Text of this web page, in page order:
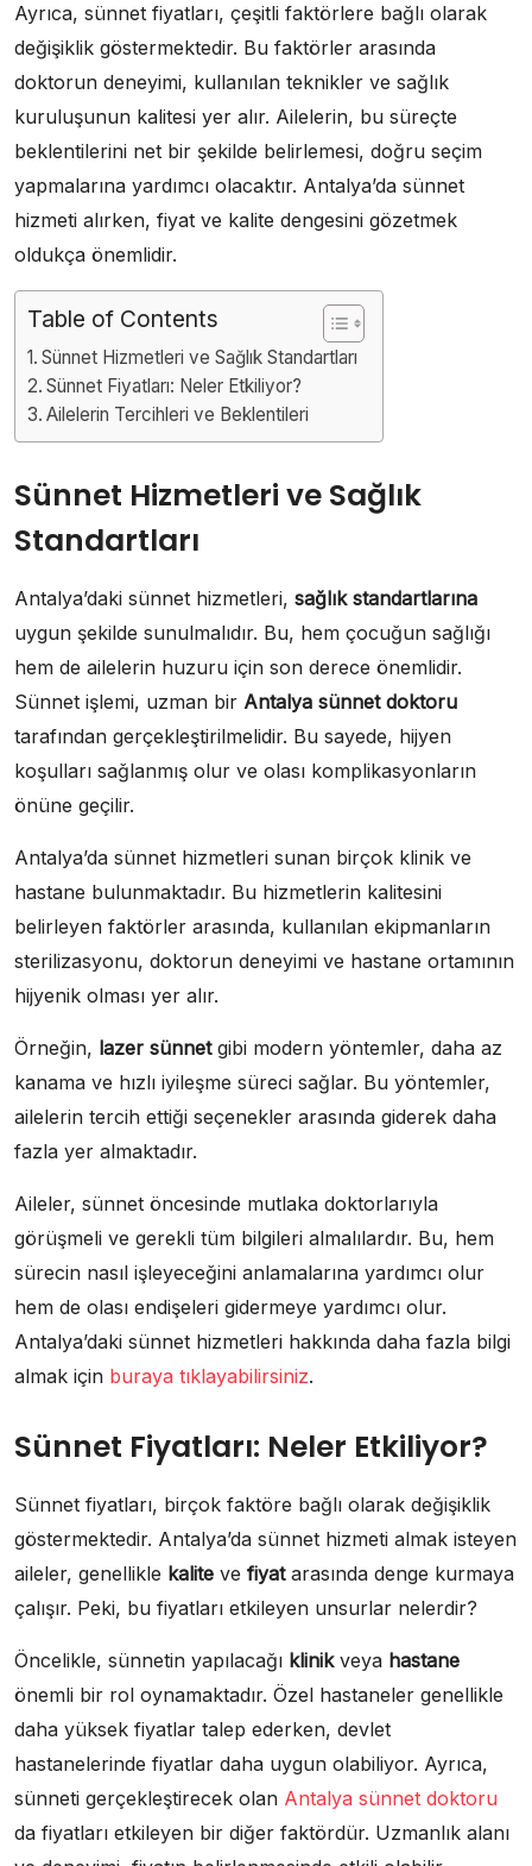
Ayrıca, sünnet fiyatları, çeşitli faktörlere bağlı olarak
değişiklik göstermektedir. Bu faktörler arasında
doktorun deneyimi, kullanılan teknikler ve sağlık
kuruluşunun kalitesi yer alır. Ailelerin, bu süreçte
beklentilerini net bir şekilde belirlemesi, doğru seçim
yapmalarına yardımcı olacaktır. Antalya’da sünnet
hizmeti alırken, fiyat ve kalite dengesini gözetmek
oldukça önemlidir.
Table of Contents
Sünnet Hizmetleri ve Sağlık Standartları
Sünnet Fiyatları: Neler Etkiliyor?
Ailelerin Tercihleri ve Beklentileri
Sünnet Hizmetleri ve Sağlık
Standartları
Antalya’daki sünnet hizmetleri, sağlık standartlarına
uygun şekilde sunulmalıdır. Bu, hem çocuğun sağlığı
hem de ailelerin huzuru için son derece önemlidir.
Sünnet işlemi, uzman bir Antalya sünnet doktoru
tarafından gerçekleştirilmelidir. Bu sayede, hijyen
koşulları sağlanmış olur ve olası komplikasyonların
önüne geçilir.
Antalya’da sünnet hizmetleri sunan birçok klinik ve
hastane bulunmaktadır. Bu hizmetlerin kalitesini
belirleyen faktörler arasında, kullanılan ekipmanların
sterilizasyonu, doktorun deneyimi ve hastane ortamının
hijyenik olması yer alır.
Örneğin, lazer sünnetgibi modern yöntemler, daha az
kanama ve hızlı iyileşme süreci sağlar. Bu yöntemler,
ailelerin tercih ettiği seçenekler arasında giderek daha
fazla yer almaktadır.
Aileler, sünnet öncesinde mutlaka doktorlarıyla
görüşmeli ve gerekli tüm bilgileri almalılardır. Bu, hem
sürecin nasıl işleyeceğini anlamalarına yardımcı olur
hem de olası endişeleri gidermeye yardımcı olur.
Antalya’daki sünnet hizmetleri hakkında daha fazla bilgi
almak için buraya tıklayabilirsiniz.
Sünnet Fiyatları: Neler Etkiliyor?
Sünnet fiyatları, birçok faktöre bağlı olarak değişiklik
göstermektedir. Antalya’da sünnet hizmeti almak isteyen
aileler, genellikle kalite ve fiyatarasında denge kurmaya
çalışır. Peki, bu fiyatları etkileyen unsurlar nelerdir?
Öncelikle, sünnetin yapılacağı klinikveya hastane
önemli bir rol oynamaktadır. Özel hastaneler genellikle
daha yüksek fiyatlar talep ederken, devlet
hastanelerinde fiyatlar daha uygun olabiliyor. Ayrıca,
sünneti gerçekleştirecek olan Antalya sünnet doktoru
da fiyatları etkileyen bir diğer faktördür. Uzmanlık alanı